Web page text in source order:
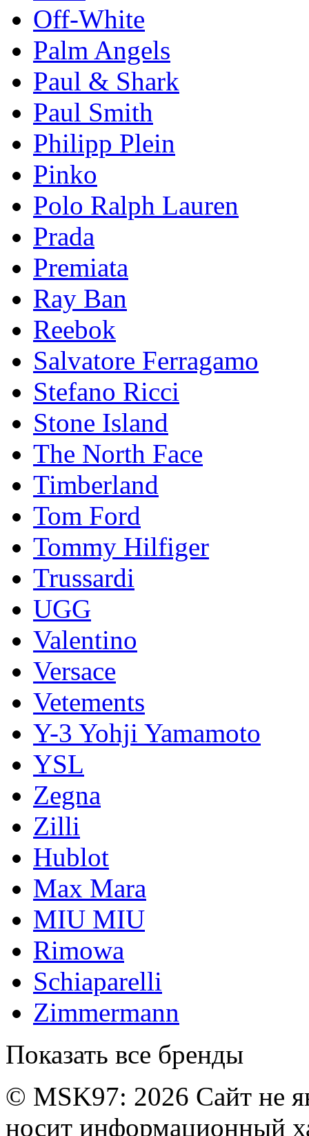
Off-White
Palm Angels
Paul & Shark
Paul Smith
Philipp Plein
Pinkо
Polo Ralph Lauren
Prada
Premiata
Ray Ban
Reebok
Salvatore Ferragamo
Stefano Ricci
Stоnе Islаnd
The North Face
Timberland
Tom Ford
Tommy Hilfiger
Trussardi
UGG
Valentino
Versace
Vetements
Y-3 Yohji Yamamoto
YSL
Zegna
Zilli
Hublot
Max Mara
MIU MIU
Rimowa
Schiaparelli
Zimmermann
Показать все бренды
© MSK97: 2026 Сайт не
носит информационный